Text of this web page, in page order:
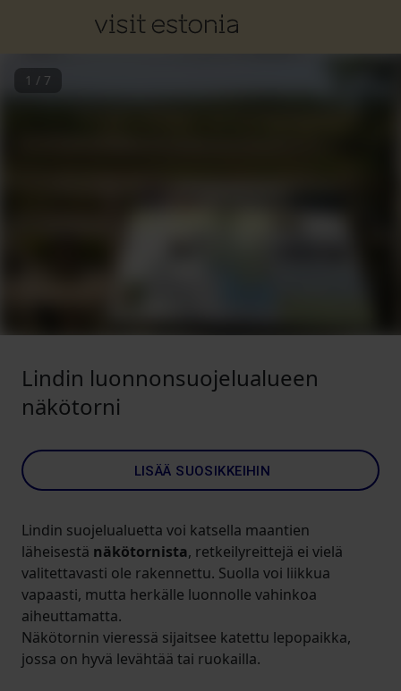
1 / 7
Lindin luonnonsuojelualueen
näkötorni
LISÄÄ SUOSIKKEIHIN
Lindin suojelualuetta voi katsella maantien
läheisestä näkötornista, retkeilyreittejä ei vielä
valitettavasti ole rakennettu. Suolla voi liikkua
vapaasti, mutta herkälle luonnolle vahinkoa
aiheuttamatta.
Näkötornin vieressä sijaitsee katettu lepopaikka,
jossa on hyvä levähtää tai ruokailla.